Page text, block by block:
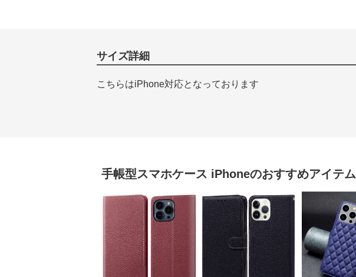
サイズ詳細
こちらはiPhone対応となっております
手帳型スマホケース iPhoneのおすすめアイテム